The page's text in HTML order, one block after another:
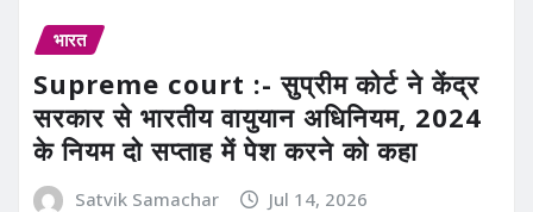
भारत
Supreme court :- सुप्रीम कोर्ट ने केंद्र
सरकार से भारतीय वायुयान अधिनियम, 2024
के नियम दो सप्ताह में पेश करने को कहा
Satvik Samachar Jul 14, 2026